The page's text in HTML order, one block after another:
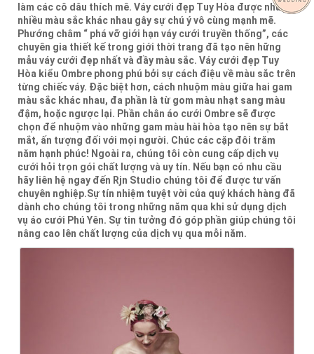
làm các cô dâu thích mê. Váy cưới đẹp Tuy Hòa được nhuộm
nhiều màu sắc khác nhau gây sự chú ý vô cùng mạnh mẽ.
Phướng châm “ phá vỡ giới hạn váy cưới truyền thống”, các
chuyên gia thiết kế trong giới thời trang đã tạo nên hững
mẫu váy cưới đẹp nhất và đầy màu sắc. Váy cưới đẹp Tuy
Hòa kiểu Ombre phong phú bởi sự cách điệu về màu sắc trên
từng chiếc váy. Đặc biệt hơn, cách nhuộm màu giữa hai gam
màu sắc khác nhau, đa phần là từ gom màu nhạt sang màu
đậm, hoặc ngược lại. Phần chân áo cưới Ombre sẽ được
chọn để nhuộm vào những gam màu hài hòa tạo nên sự bắt
mắt, ấn tượng đối với mọi người. Chúc các cặp đôi trăm
năm hạnh phúc! Ngoài ra, chúng tôi còn cung cấp dịch vụ
cưới hỏi trọn gói chất lượng và uy tín. Nếu bạn có nhu cầu
hãy liên hệ ngay đến Rjn Studio chúng tôi để được tư vấn
chuyên nghiệp.Sự tín nhiệm tuyệt vời của quý khách hàng đã
dành cho chúng tôi trong những năm qua khi sử dụng dịch
vụ áo cưới Phú Yên. Sự tin tưởng đó góp phần giúp chúng tôi
nâng cao lên chất lượng của dịch vụ qua mỗi năm.